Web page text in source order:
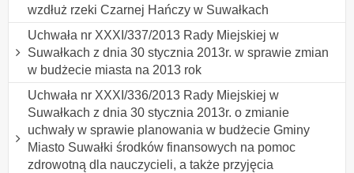
wzdłuż rzeki Czarnej Hańczy w Suwałkach
Uchwała nr XXXI/337/2013 Rady Miejskiej w
Suwałkach z dnia 30 stycznia 2013r. w sprawie zmian
w budżecie miasta na 2013 rok
Uchwała nr XXXI/336/2013 Rady Miejskiej w
Suwałkach z dnia 30 stycznia 2013r. o zmianie
uchwały w sprawie planowania w budżecie Gminy
Miasto Suwałki środków finansowych na pomoc
zdrowotną dla nauczycieli, a także przyjęcia